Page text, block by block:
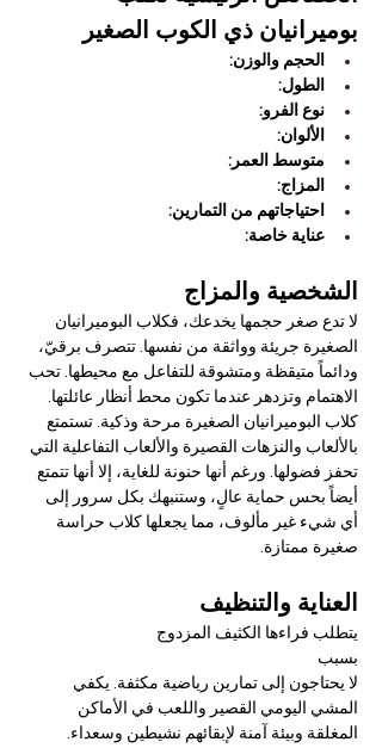
بوميرانيان ذي الكوب الصغير
الحجم والوزن:
الطول:
نوع الفرو:
الألوان:
متوسط العمر:
المزاج:
احتياجاتهم من التمارين:
عناية خاصة:
الشخصية والمزاج
لا تدع صغر حجمها يخدعك، فكلاب البوميرانيان
الصغيرة جريئة وواثقة من نفسها. تتصرف برقيّ،
ودائماً متيقظة ومتشوقة للتفاعل مع محيطها. تحب
الاهتمام وتزدهر عندما تكون محط أنظار عائلتها.
كلاب البوميرانيان الصغيرة مرحة وذكية. تستمتع
بالألعاب والنزهات القصيرة والألعاب التفاعلية التي
تحفز فضولها. ورغم أنها حنونة للغاية، إلا أنها تتمتع
أيضاً بحس حماية عالٍ، وستنبهك بكل سرور إلى
أي شيء غير مألوف، مما يجعلها كلاب حراسة
صغيرة ممتازة.
العناية والتنظيف
يتطلب فراءها الكثيف المزدوج
بسبب
لا يحتاجون إلى تمارين رياضية مكثفة. يكفي
المشي اليومي القصير واللعب في الأماكن
المغلقة وبيئة آمنة لإبقائهم نشيطين وسعداء.